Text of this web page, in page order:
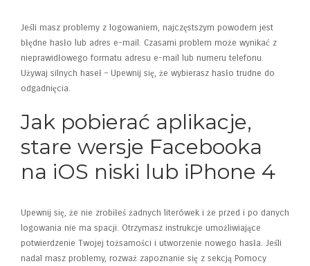
Jeśli masz problemy z logowaniem, najczęstszym powodem jest
błędne hasło lub adres e-mail. Czasami problem może wynikać z
nieprawidłowego formatu adresu e-mail lub numeru telefonu.
Używaj silnych haseł – Upewnij się, że wybierasz hasło trudne do
odgadnięcia.
Jak pobierać aplikacje,
stare wersje Facebooka
na iOS niski lub iPhone 4
Upewnij się, że nie zrobiłeś żadnych literówek i że przed i po danych
logowania nie ma spacji. Otrzymasz instrukcje umożliwiające
potwierdzenie Twojej tożsamości i utworzenie nowego hasła. Jeśli
nadal masz problemy, rozważ zapoznanie się z sekcją Pomocy